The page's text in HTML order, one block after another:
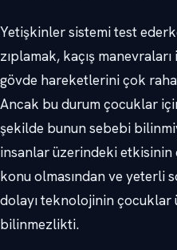
Yetişkinler sistemi test
zıplamak, kaçış
gövde hareketlerini çok
Ancak bu durum çocuklar
şekilde bunun sebebi
insanlar üzerindeki etkisinin
konu olmasından ve yeterli
dolayı teknolojinin
bilinmezlikti.